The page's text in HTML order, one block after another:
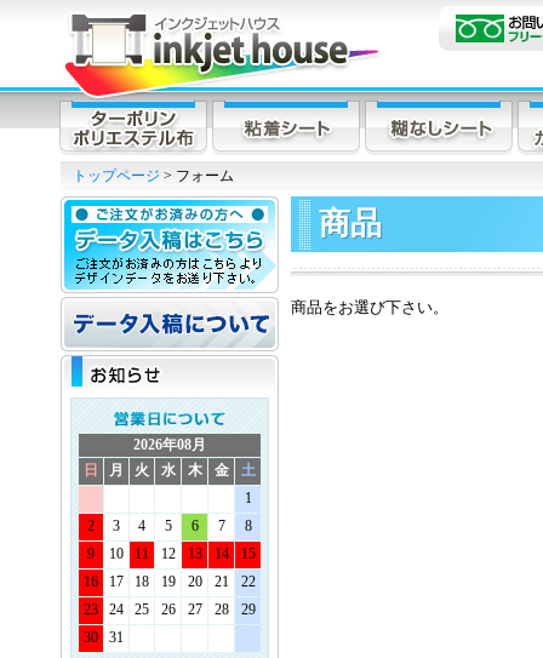
トップページ > フォーム
2026年08月
日
月 火 水 木 金
土
1
2
3 4 5 6 7
8
9
10 11 12 13 14
15
16
17 18 19 20 21
22
23
24 25 26 27 28
29
30
31
商品
商品をお選び下さい。